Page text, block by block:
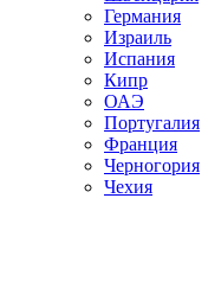
Германия
Израиль
Испания
Кипр
ОАЭ
Португалия
Франция
Черногория
Чехия